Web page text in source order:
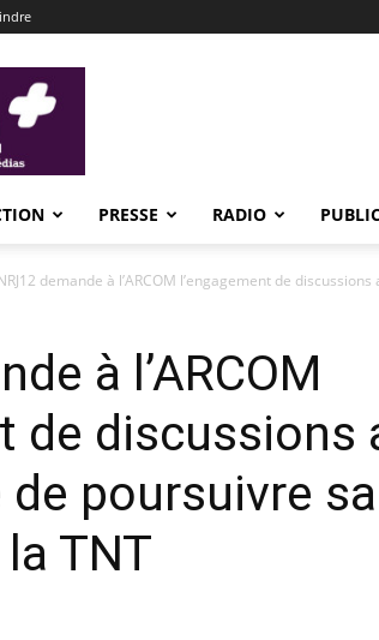
PRESSE RADIO
demande à l’ARCOM l’engagement de
à l’ARCOM
de discussions
poursuivre sa
TNT